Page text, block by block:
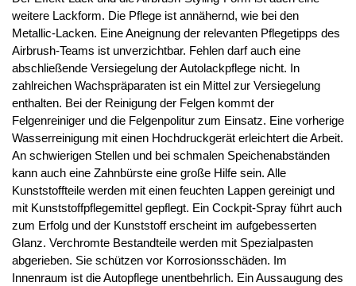
weitere Lackform. Die Pflege ist annähernd, wie bei den
Metallic-Lacken. Eine Aneignung der relevanten Pflegetipps des
Airbrush-Teams ist unverzichtbar. Fehlen darf auch eine
abschließende Versiegelung der Autolackpflege nicht. In
zahlreichen Wachspräparaten ist ein Mittel zur Versiegelung
enthalten. Bei der Reinigung der Felgen kommt der
Felgenreiniger und die Felgenpolitur zum Einsatz. Eine vorherige
Wasserreinigung mit einen Hochdruckgerät erleichtert die Arbeit.
An schwierigen Stellen und bei schmalen Speichenabständen
kann auch eine Zahnbürste eine große Hilfe sein. Alle
Kunststoffteile werden mit einen feuchten Lappen gereinigt und
mit Kunststoffpflegemittel gepflegt. Ein Cockpit-Spray führt auch
zum Erfolg und der Kunststoff erscheint im aufgebesserten
Glanz. Verchromte Bestandteile werden mit Spezialpasten
abgerieben. Sie schützen vor Korrosionsschäden. Im
Innenraum ist die Autopflege unentbehrlich. Ein Aussaugung des